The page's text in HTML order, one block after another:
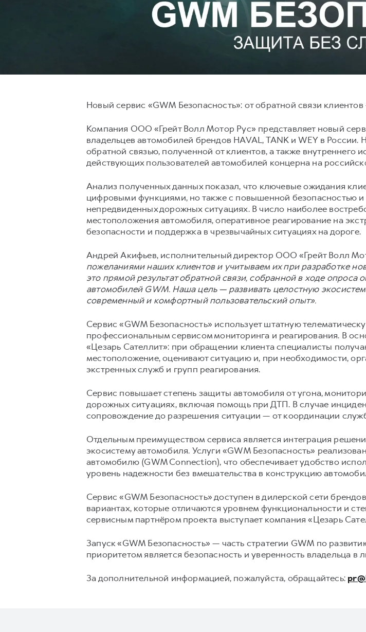
Новый сервис «GWM Безопасность»: от обратной связи
Компания ООО «Грейт Волл Мотор Рус» представляет новый
владельцев автомобилей брендов HAVAL, TANK и WEY в
обратной связью, полученной от клиентов, а также внутреннего
действующих пользователей автомобилей концерна на
Анализ полученных данных показал, что ключевые ожидания
цифровыми функциями, но также с повышенной безопасностью
непредвиденных дорожных ситуациях. В число наиболее
местоположения автомобиля, оперативное реагирование на
безопасности и поддержка в чрезвычайных ситуациях на дороге.
Андрей Акифьев, исполнительный директор ООО «Грейт Волл
пожеланиями наших клиентов и учитываем их при разработке
это прямой результат обратной связи, собранной в ходе
автомобилей GWM. Наша цель — развивать целостную
современный и комфортный пользовательский опыт».
Сервис «GWM Безопасность» использует штатную
профессиональным сервисом мониторинга и реагирования. В
«Цезарь Сателлит»: при обращении клиента специалисты
местоположение, оценивают ситуацию и, при необходимости,
экстренных служб и групп реагирования.
Сервис повышает степень защиты автомобиля от угона,
дорожных ситуациях, включая помощь при ДТП. В случае
сопровождение до разрешения ситуации — от координации
Отдельным преимуществом сервиса является интеграция
экосистему автомобиля. Услуги «GWM Безопасность»
автомобилю (GWM Connection), что обеспечивает удобство
уровень надежности без вмешательства в конструкцию
Сервис «GWM Безопасность» доступен в дилерской сети
вариантах, которые отличаются уровнем функциональности и
сервисным партнёром проекта выступает компания «Цезарь
Запуск «GWM Безопасность» — часть стратегии GWM по
приоритетом является безопасность и уверенность владельца
За дополнительной информацией, пожалуйста, обращайтесь: